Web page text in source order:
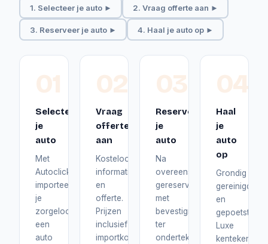
1. Selecteer je auto ► 2. Vraag offerte aan ►
3. Reserveer je auto ► 4. Haal je auto op ►
01
Selecteer
je
auto
Met
Autoclick
importeer
je
zorgeloos
een
auto
02
Vraag
offerte
aan
Kosteloos
informatie
en
offerte.
Prijzen
inclusief
importkosten,
03
Reserveer
je
auto
Na
overeenstemming
gereserveerd
met
bevestiging
ter
ondertekening.
04
Haal
je
auto
op
Grondig
gereinigd
en
gepoetst.
Luxe